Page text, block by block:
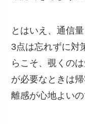
とはいえ、通信
3点は忘れずに対
らこそ、覗くの
が必要なときは
離感が心地よい